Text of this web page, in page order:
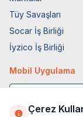
Tüy Savaşları
Socar İş Birliği
İyzico İş Birliği
Mobil Uygulama
Çerez